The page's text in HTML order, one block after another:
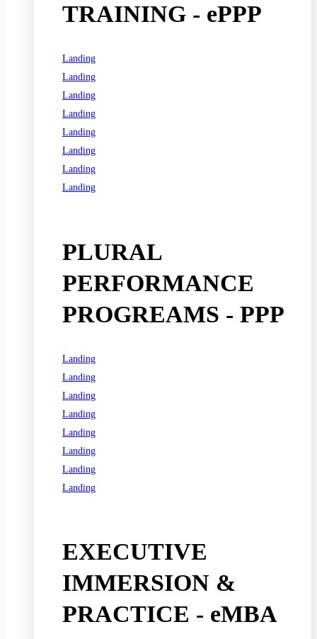
TRAINING - ePPP
Landing
Landing
Landing
Landing
Landing
Landing
Landing
Landing
PLURAL
PERFORMANCE
PROGREAMS - PPP
Landing
Landing
Landing
Landing
Landing
Landing
Landing
Landing
EXECUTIVE
IMMERSION &
PRACTICE - eMBA